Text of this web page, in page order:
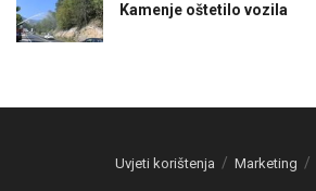
Kamenje oštetilo vozila
Uvjeti korištenja Marketing